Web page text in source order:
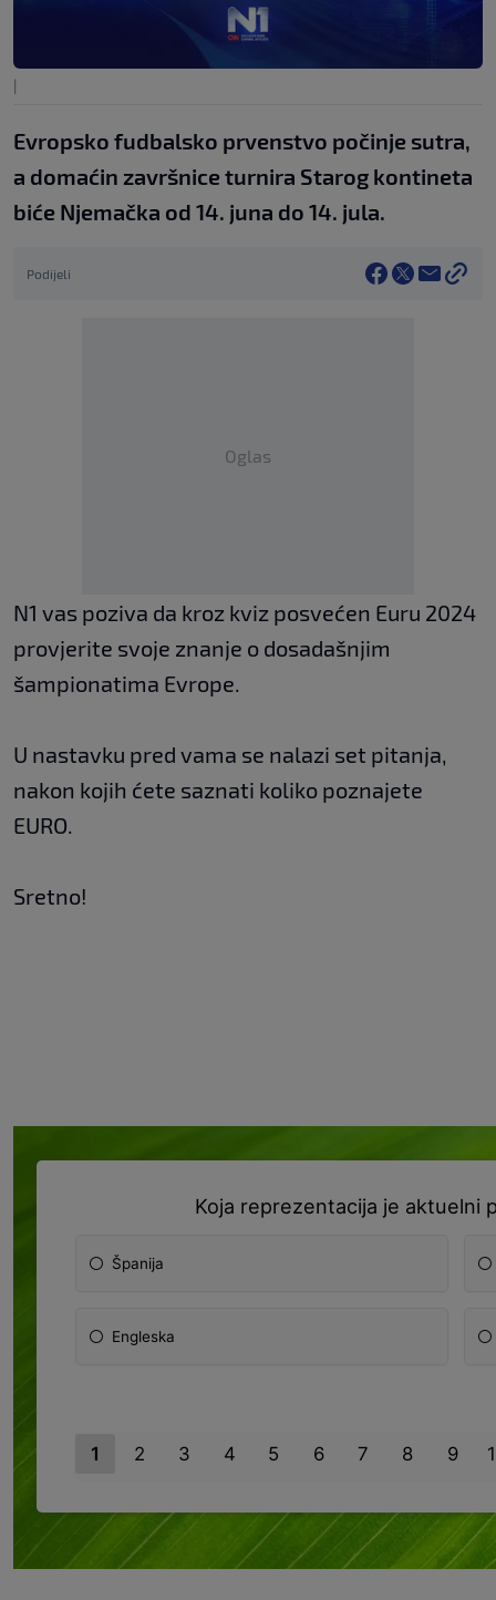
|
Evropsko fudbalsko prvenstvo počinje sutra,
a domaćin završnice turnira Starog kontineta
biće Njemačka od 14. juna do 14. jula.
Podijeli
Oglas
N1 vas poziva da kroz kviz posvećen Euru 2024
provjerite svoje znanje o dosadašnjim
šampionatima Evrope.
U nastavku pred vama se nalazi set pitanja,
nakon kojih ćete saznati koliko poznajete
EURO.
Sretno!